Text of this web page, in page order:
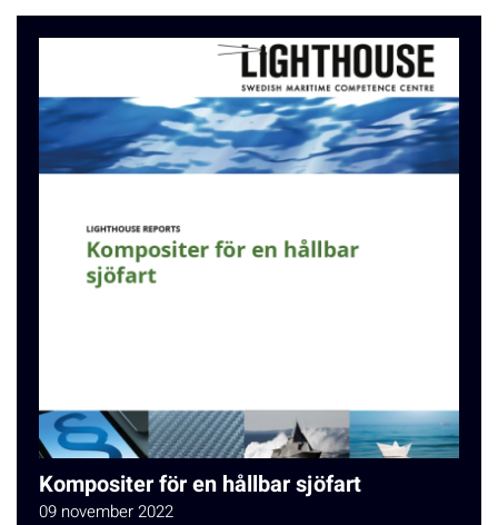
Kompositer för en hållbar sjöfart
09 november 2022